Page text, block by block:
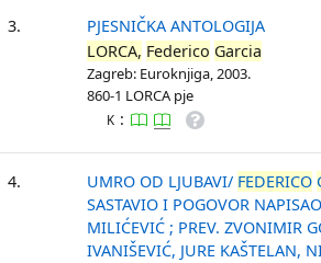
3.
PJESNIČKA ANTOLOGIJA
LORCA, Federico Garcia
Zagreb: Euroknjiga, 2003.
860-1 LORCA pje
K :
4. UMRO OD LJUBAVI/ FEDERICO
SASTAVIO I POGOVOR
MILIĆEVIĆ ; PREV. ZVONIMIR
IVANIŠEVIĆ, JURE KAŠTELAN,